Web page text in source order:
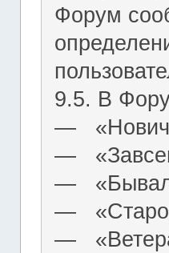
Форум
9.5. В
―
―
―
―
―